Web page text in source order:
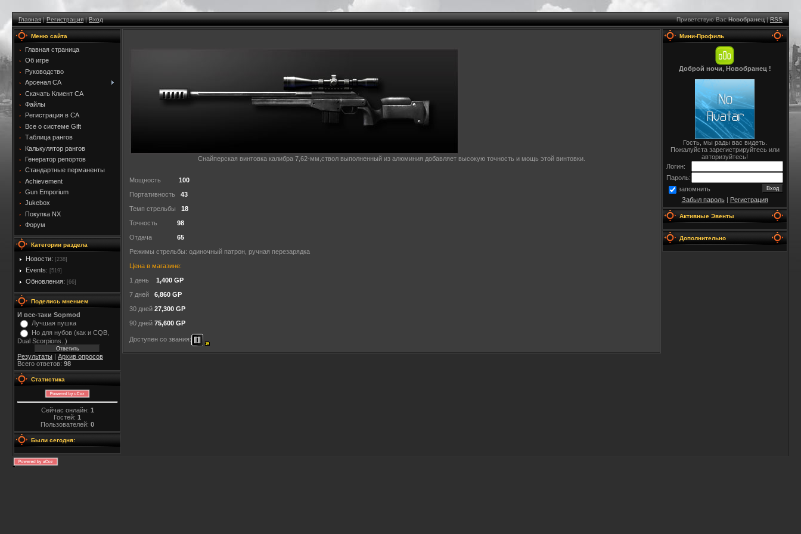
Главная|Регистрация|Вход Приветствую Вас Новобранец|RSS
Меню сайта
Главная страница
Об игре
Руководство
Арсенал CA
Скачать Клиент CA
Файлы
Регистрация в CA
Все о системе Gift
Таблица рангов
Калькулятор рангов
Генератор репортов
Стандартные перманенты
Achievement
Gun Emporium
Jukebox
Покупка NX
Форум
Категории раздела
Новости: [238]
Events: [519]
Обновления: [66]
Поделись мнением
И все-таки Sopmod
Лучшая пушка
Но для нубов (как и CQB,
Dual Scorpions..)
Результаты | Архив опросов
Всего ответов: 98
Статистика
Сейчас онлайн: 1
Гостей: 1
Пользователей: 0
Были сегодня:
Снайперская винтовка калибра 7,62-мм,ствол выполненный из алюминия добавляет высокую точность и мощь этой винтовки.
Мощность 100
Портативность 43
Темп стрельбы 18
Точность 98
Отдача 65
Режимы стрельбы: одиночный патрон, ручная перезарядка
Цена в магазине:
1 день
1,400 GP
7 дней 6,860 GP
30 дней 27,300 GP
90 дней 75,600 GP
Доступен со звания:
Мини-Профиль
Доброй ночи, Новобранец !
Гость, мы рады вас видеть.
Пожалуйста зарегистрируйтесь или
авторизуйтесь!
Логин:
Пароль:
запомнить
Забыл пароль| Регистрация
Активные Эвенты
Дополнительно